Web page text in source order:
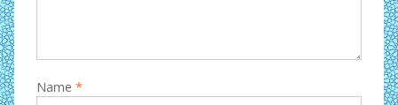
Name *